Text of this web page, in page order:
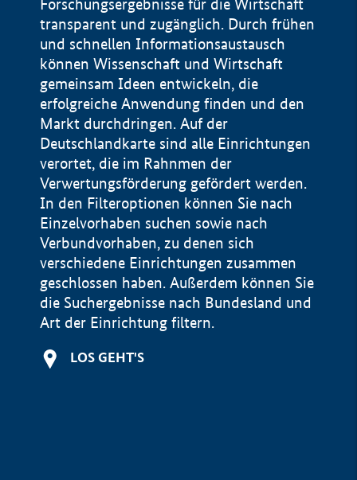
Forschungsergebnisse für die Wirtschaft
transparent und zugänglich. Durch frühen
und schnellen Informationsaustausch
können Wissenschaft und Wirtschaft
gemeinsam Ideen entwickeln, die
erfolgreiche Anwendung finden und den
Markt durchdringen. Auf der
Deutschlandkarte sind alle Einrichtungen
verortet, die im Rahnmen der
Verwertungsförderung gefördert werden.
In den Filteroptionen können Sie nach
Einzelvorhaben suchen sowie nach
Verbundvorhaben, zu denen sich
verschiedene Einrichtungen zusammen
geschlossen haben. Außerdem können Sie
die Suchergebnisse nach Bundesland und
Art der Einrichtung filtern.
LOS GEHT'S